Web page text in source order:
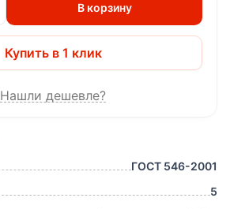
ГОСТ 546-2001
5
В корзину
Купить в 1 клик
Нашли дешевле?